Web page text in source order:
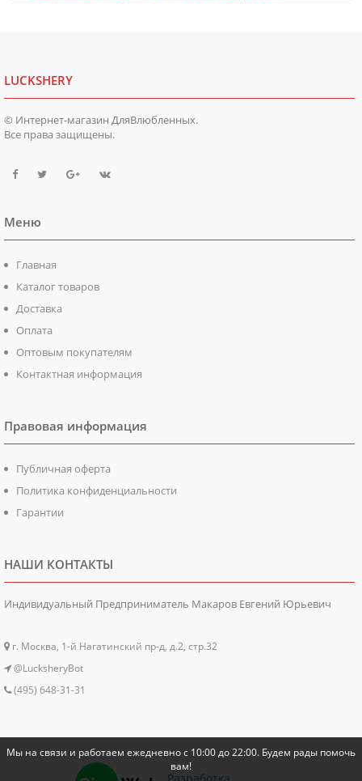
LUCKSHERY
© Интернет-магазин ДляВлюбленных.
Все права защищены.
Меню
Главная
Каталог товаров
Доставка
Оплата
Оптовым покупателям
Контактная информация
Правовая информация
Публичная оферта
Политика конфиденциальности
Гарантии
НАШИ КОНТАКТЫ
Индивидуальный Предприниматель Макаров Евгений Юрьевич
г. Москва, 1-й Нагатинский пр-д, д.2, стр.32
@LucksheryBot
(495) 648-31-31
Мы на связи и работаем ежедневно с 10:00 до 22:00. Будем рады помочь
вам!